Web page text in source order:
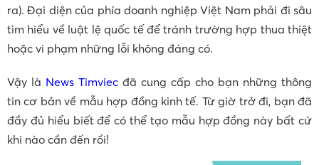
ra). Đại diện của phía doanh nghiệp Việt Nam phải đi sâu
tìm hiểu về luật lệ quốc tế để tránh trường hợp thua thiệt
hoặc vi phạm những lỗi không đáng có.
Vậy là News Timviec đã cung cấp cho bạn những thông
tin cơ bản về mẫu hợp đồng kinh tế. Từ giờ trở đi, bạn đã
đầy đủ hiểu biết để có thể tạo mẫu hợp đồng này bất cứ
khi nào cần đến rồi!